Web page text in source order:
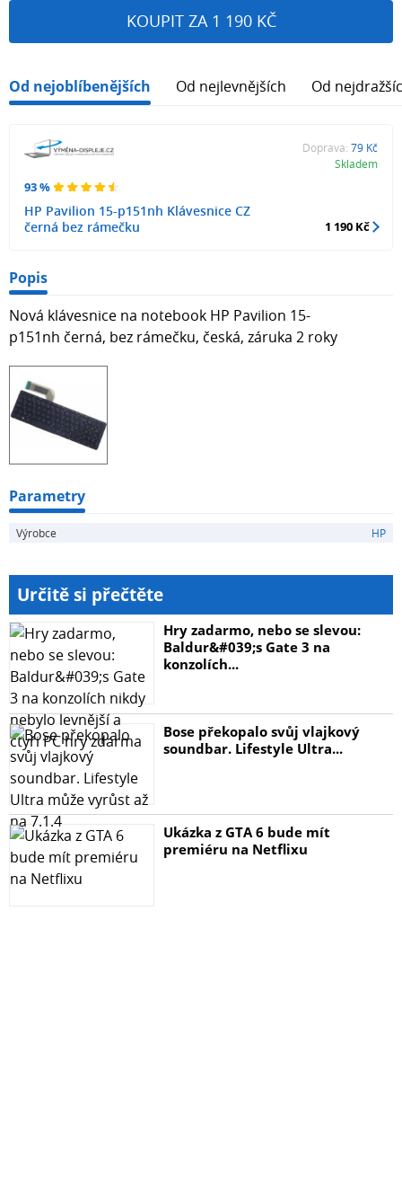
KOUPIT ZA 1 190 KČ
Od nejoblíbenějších Od nejlevnějších Od
93 %
HP Pavilion 15-p151nh Klávesnice CZ
černá bez rámečku
Doprava: 79 Kč
Skladem
1 190 Kč
Popis
Nová klávesnice na notebook HP Pavilion 15-
p151nh černá, bez rámečku, česká, záruka 2 roky
Parametry
Výrobce HP
Určitě si přečtěte
Hry zadarmo, nebo se slevou:
Baldur&#039;s Gate 3 na
konzolích...
Bose překopalo svůj vlajkový
soundbar. Lifestyle Ultra...
Ukázka z GTA 6 bude mít
premiéru na Netflixu